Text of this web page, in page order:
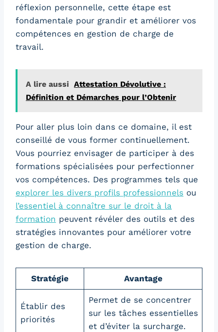
réflexion personnelle, cette étape est
fondamentale pour grandir et améliorer vos
compétences en gestion de charge de
travail.
A lire aussi Attestation Dévolutive :
Définition et Démarches pour l’Obtenir
Pour aller plus loin dans ce domaine, il est
conseillé de vous former continuellement.
Vous pourriez envisager de participer à des
formations spécialisées pour perfectionner
vos compétences. Des programmes tels que
explorer les divers profils professionnels ou
l’essentiel à connaître sur le droit à la
formation peuvent révéler des outils et des
stratégies innovantes pour améliorer votre
gestion de charge.
Stratégie Avantage
Établir des
priorités
Permet de se concentrer
sur les tâches essentielles
et d’éviter la surcharge.